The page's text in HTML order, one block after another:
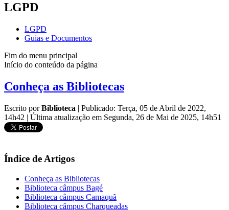
LGPD
LGPD
Guias e Documentos
Fim do menu principal
Início do conteúdo da página
Conheça as Bibliotecas
Escrito porBiblioteca | Publicado: Terça, 05 de Abril de 2022,
14h42 | Última atualização em Segunda, 26 de Mai de 2025, 14h51
Índice de Artigos
Conheça as Bibliotecas
Biblioteca câmpus Bagé
Biblioteca câmpus Camaquã
Biblioteca câmpus Charqueadas